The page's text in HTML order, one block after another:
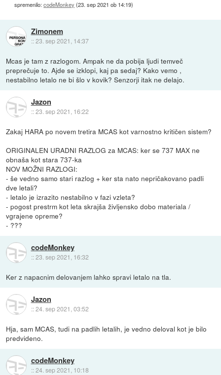
spremenilo:codeMonkey (23. sep 2021 ob 14:19)
Zimonem
::23. sep 2021, 14:37
Mcas je tam z razlogom. Ampak ne da pobija ljudi temveč
preprečuje to. Ajde se izklopi, kaj pa sedaj? Kako vemo ,
nestabilno letalo ne bi šlo v kovik? Senzorji itak ne delajo.
Jazon
::23. sep 2021, 16:22
Zakaj HARA po novem tretira MCAS kot varnostno kritičen sistem?
ORIGINALEN URADNI RAZLOG za MCAS: ker se 737 MAX ne
obnaša kot stara 737-ka
NOV MOŽNI RAZLOGI:
- še vedno samo stari razlog + ker sta nato nepričakovano padli
dve letali?
- letalo je izrazito nestabilno v fazi vzleta?
- pogost prestrm kot leta skrajša življensko dobo materiala /
vgrajene opreme?
- ???
codeMonkey
::23. sep 2021, 16:32
Ker z napacnim delovanjem lahko spravi letalo na tla.
Jazon
::24. sep 2021, 03:52
Hja, sam MCAS, tudi na padlih letalih, je vedno deloval kot je bilo
predvideno.
codeMonkey
::24. sep 2021, 10:18